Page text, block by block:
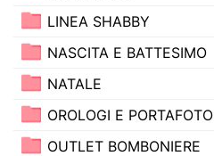
LINEA SHABBY
NASCITA E BATTESIMO
NATALE
OROLOGI E PORTAFOTO
OUTLET BOMBONIERE